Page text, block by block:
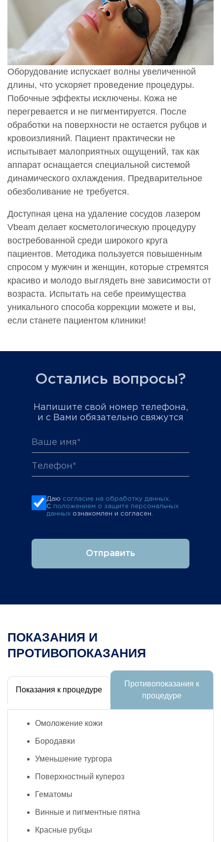
Оборудование испускает волны увеличенной
длины, что ускоряет проведение процедуры.
Побочные эффекты исключены. Кожа не
перегревается и не пигментируется. После
обработки на поверхности не остается рубцов и
кровоизлияний. Пациент практически не
испытывает малоприятных ощущений, так как
аппарат оснащается специальной системой
динамического охлаждения. Предварительное
обезболивание не требуется.
Доступная цена на удаление сосудов лазером
Vbeam делает косметологическую процедуру
востребованной среди широкого круга
пациентов. Методика пользуется повышенным
спросом у мужчин и женщин, которые стремятся
красиво и молодо выглядеть вне зависимости от
возраста. Испытать на себе преимущества
уникального способа коррекции можете и вы,
если станете пациентом клиники!
Остались вопросы?
Напишите свой номер телефона,
и с Вами обязательно свяжутся
Даю согласие на обработку данных.
С
положением о защите персональных
данных ознакомлен и согласен.
Отправить
ПОКАЗАНИЯ И
ПРОТИВОПОКАЗАНИЯ
Показания к процедуре
Противопоказания к
процедуре
Омоложение кожи
Бородавки
Уменьшение тургора
Поверхностный купероз
Гематомы
Винные и пигментные пятна
Красные рубцы